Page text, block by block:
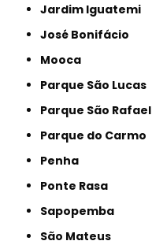
Jardim Iguatemi
José Bonifácio
Mooca
Parque São Lucas
Parque São Rafael
Parque do Carmo
Penha
Ponte Rasa
Sapopemba
São Mateus